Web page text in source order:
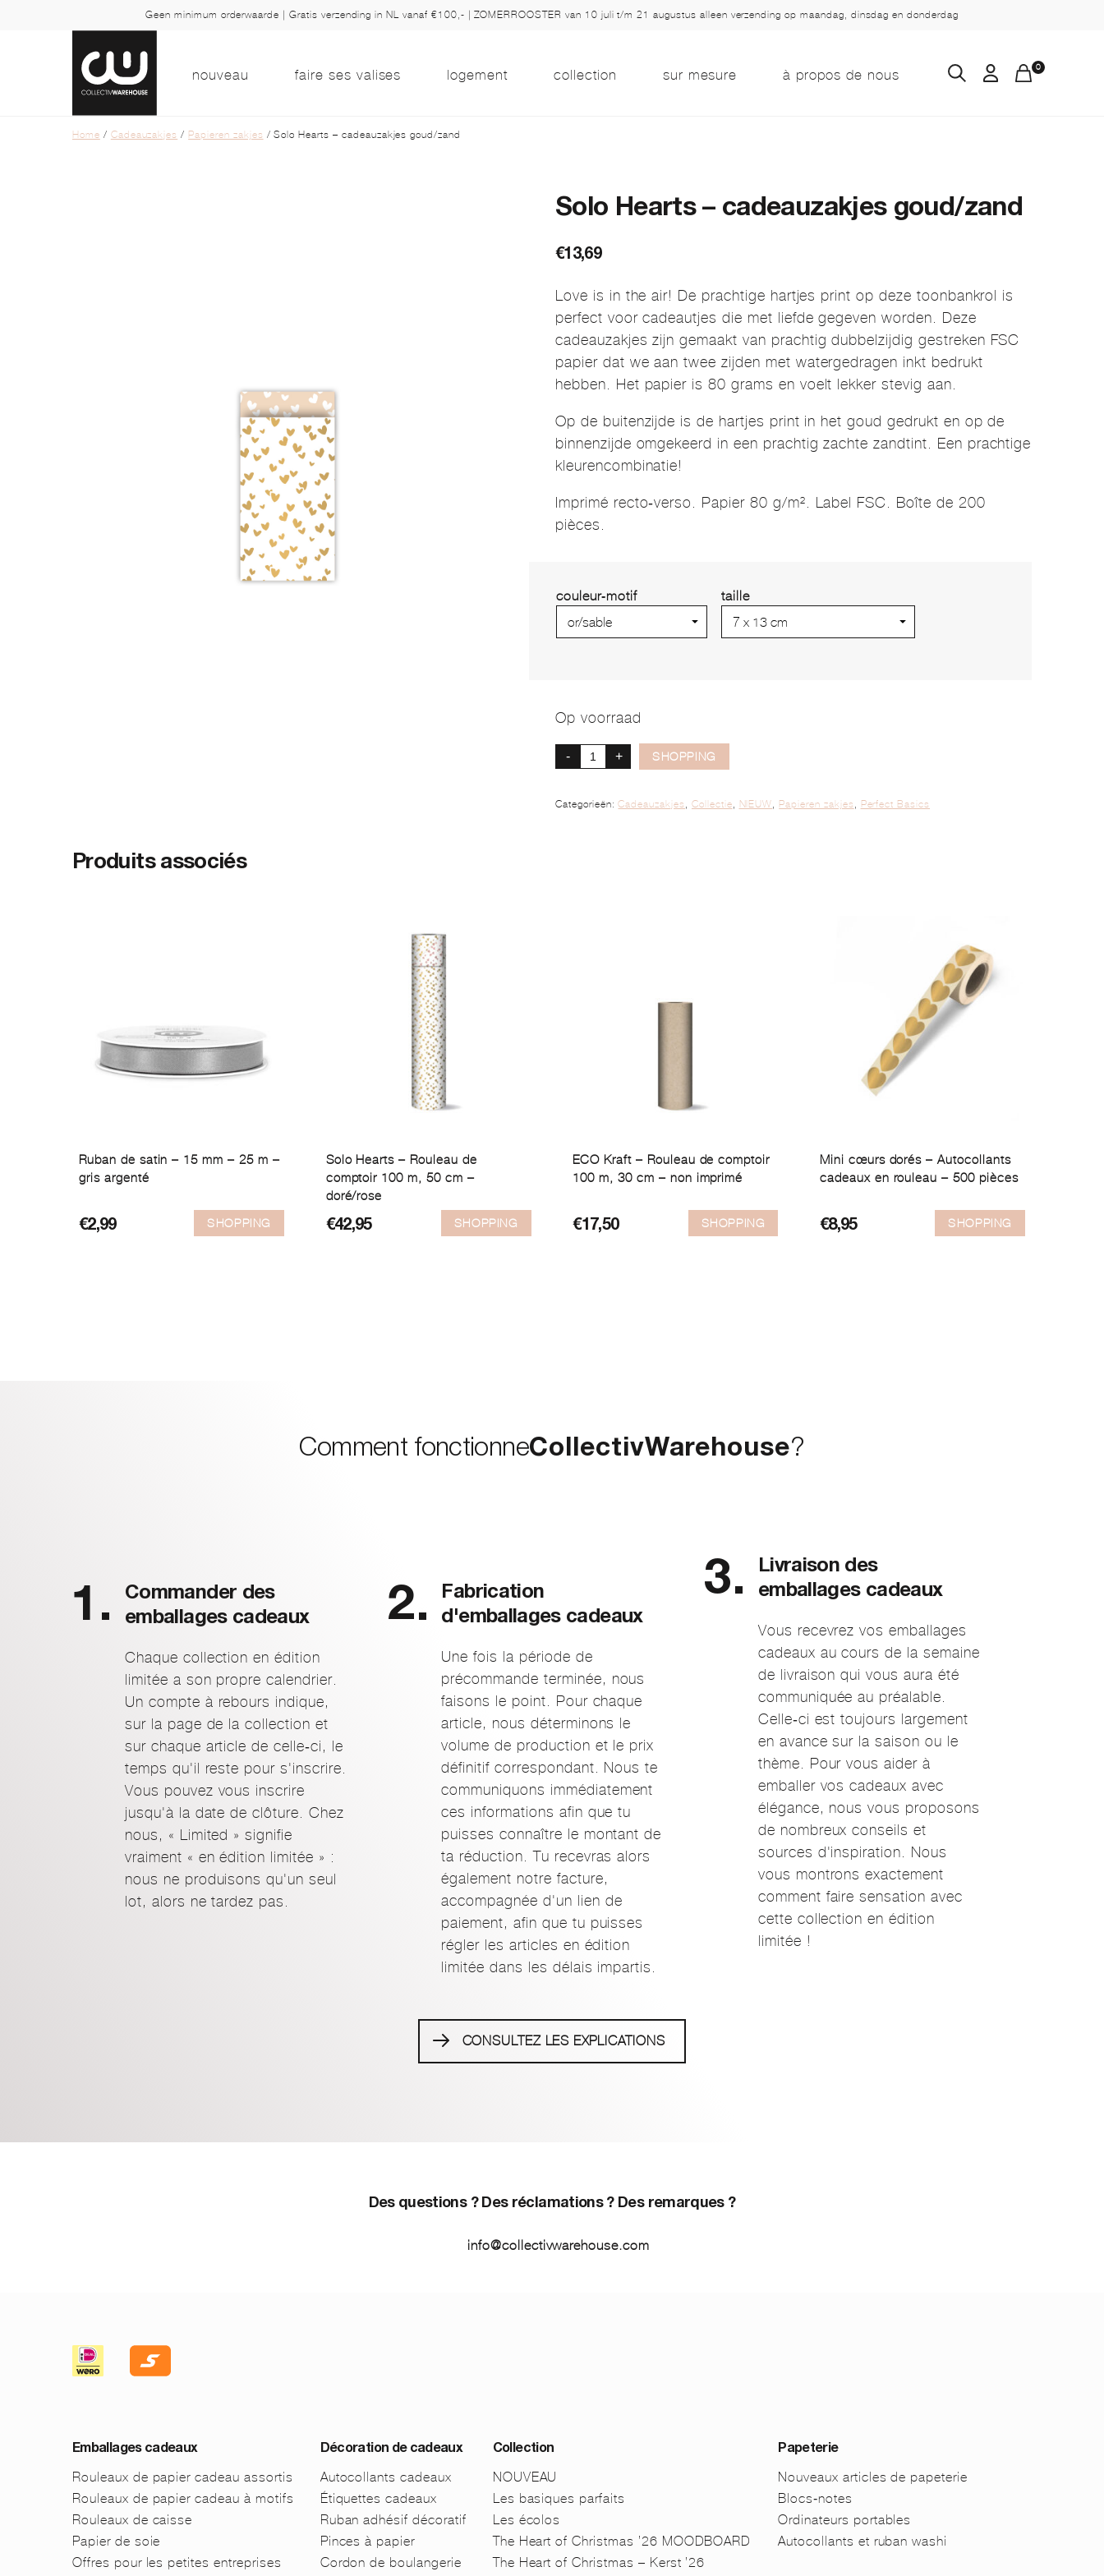
Geen minimum orderwaarde | Gratis verzending in NL vanaf €100,- | ZOMERROOSTER van 10 juli t/m 21 augustus alleen verzending op maandag, dinsdag en donderdag
nouveau faire ses valises logement collection sur mesure à propos de nous 0
Home / Cadeauzakjes / Papieren zakjes / Solo Hearts – cadeauzakjes goud/zand
Solo Hearts – cadeauzakjes goud/zand
€13,69
Love is in the air! De prachtige hartjes print op deze toonbankrol is
perfect voor cadeautjes die met liefde gegeven worden. Deze
cadeauzakjes zijn gemaakt van prachtig dubbelzijdig gestreken FSC
papier dat we aan twee zijden met watergedragen inkt bedrukt
hebben. Het papier is 80 grams en voelt lekker stevig aan.
Op de buitenzijde is de hartjes print in het goud gedrukt en op de
binnenzijde omgekeerd in een prachtig zachte zandtint. Een prachtige
kleurencombinatie!
Imprimé recto-verso. Papier 80 g/m². Label FSC. Boîte de 200
pièces.
couleur-motif taille
Op voorraad
- + SHOPPING
Categorieën:Cadeauzakjes , Collectie, NIEUW, Papieren zakjes , Perfect Basics
Produits associés
Ruban de satin – 15 mm – 25 m –
gris argenté
€2,99 SHOPPING
Solo Hearts – Rouleau de
comptoir 100 m, 50 cm –
doré/rose
€42,95 SHOPPING
ECO Kraft – Rouleau de comptoir
100 m, 30 cm – non imprimé
€17,50 SHOPPING
Mini cœurs dorés – Autocollants
cadeaux en rouleau – 500 pièces
€8,95 SHOPPING
Comment fonctionneCollectivWarehouse?
Commander des
emballages cadeaux
Chaque collection en édition
limitée a son propre calendrier.
Un compte à rebours indique,
sur la page de la collection et
sur chaque article de celle-ci, le
temps qu'il reste pour s'inscrire.
Vous pouvez vous inscrire
jusqu'à la date de clôture. Chez
nous, « Limited » signifie
vraiment « en édition limitée » :
nous ne produisons qu'un seul
lot, alors ne tardez pas.
Fabrication
d'emballages cadeaux
Une fois la période de
précommande terminée, nous
faisons le point. Pour chaque
article, nous déterminons le
volume de production et le prix
définitif correspondant. Nous te
communiquons immédiatement
ces informations afin que tu
puisses connaître le montant de
ta réduction. Tu recevras alors
également notre facture,
accompagnée d'un lien de
paiement, afin que tu puisses
régler les articles en édition
limitée dans les délais impartis.
Livraison des
emballages cadeaux
Vous recevrez vos emballages
cadeaux au cours de la semaine
de livraison qui vous aura été
communiquée au préalable.
Celle-ci est toujours largement
en avance sur la saison ou le
thème. Pour vous aider à
emballer vos cadeaux avec
élégance, nous vous proposons
de nombreux conseils et
sources d'inspiration. Nous
vous montrons exactement
comment faire sensation avec
cette collection en édition
limitée !
CONSULTEZ LES EXPLICATIONS
Des questions ? Des réclamations ? Des remarques ?
info@collectivwarehouse.com
Emballages cadeaux
Rouleaux de papier cadeau assortis
Rouleaux de papier cadeau à motifs
Rouleaux de caisse
Papier de soie
Offres pour les petites entreprises
Décoration de cadeaux
Autocollants cadeaux
Étiquettes cadeaux
Ruban adhésif décoratif
Pinces à papier
Cordon de boulangerie
Collection
NOUVEAU
Les basiques parfaits
Les écolos
The Heart of Christmas ’26 MOODBOARD
The Heart of Christmas – Kerst ’26
Papeterie
Nouveaux articles de papeterie
Blocs-notes
Ordinateurs portables
Autocollants et ruban washi